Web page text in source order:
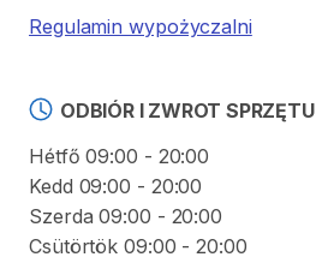
Regulamin wypożyczalni
ODBIÓR I ZWROT SPRZĘTU
Hétfő 09:00 - 20:00
Kedd 09:00 - 20:00
Szerda 09:00 - 20:00
Csütörtök 09:00 - 20:00